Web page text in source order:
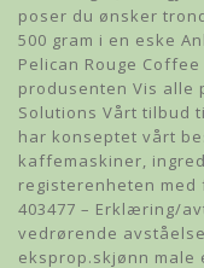
poser du ønsker
500 gram i en eske
Pelican Rouge
produsenten Vis alle
Solutions Vårt tilbud
har konseptet vårt
kaffemaskiner,
registerenheten med
403477 – Erklæring/
vedrørende
eksprop.skjønn male